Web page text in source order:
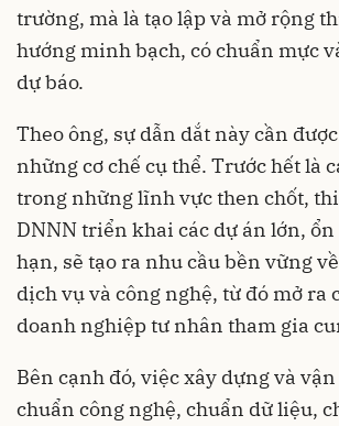
trường, mà là tạo lập và mở rộng
hướng minh bạch, có chuẩn mực
dự báo.
Theo ông, sự dẫn dắt này cần
những cơ chế cụ thể. Trước hết là
trong những lĩnh vực then chốt,
DNNN triển khai các dự án lớn,
hạn, sẽ tạo ra nhu cầu bền vững
dịch vụ và công nghệ, từ đó mở ra
doanh nghiệp tư nhân tham gia
Bên cạnh đó, việc xây dựng và
chuẩn công nghệ, chuẩn dữ liệu,